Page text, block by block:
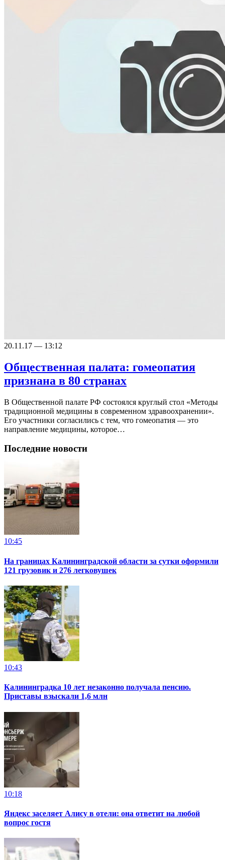
20.11.17 — 13:12
Общественная палата: гомеопатия
признана в 80 странах
В Общественной палате РФ состоялся круглый стол «Методы
традиционной медицины в современном здравоохранении».
Его участники согласились с тем, что гомеопатия — это
направление медицины, которое…
Последние новости
10:45
На границах Калининградской области за сутки оформили
121 грузовик и 276 легковушек
10:43
Калининградка 10 лет незаконно получала пенсию.
Приставы взыскали 1,6 млн
10:18
Яндекс заселяет Алису в отели: она ответит на любой
вопрос гостя